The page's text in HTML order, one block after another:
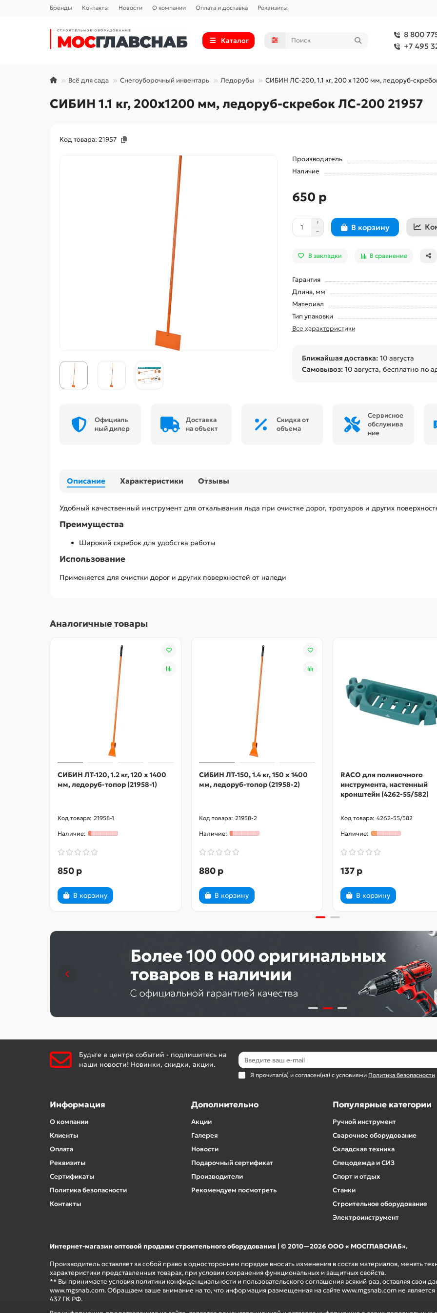
Бренды Контакты Новости О компании Оплата и доставка Реквизиты
Каталог
8 800
+7 495
Всё для сада Снегоуборочный инвентарь Ледорубы СИБИН ЛС-200, 1.1 кг, 200 х 1200 мм, ледоруб-
СИБИН 1.1 кг, 200х1200 мм, ледоруб-скребок ЛС-200 21957
Код товара: 21957
Производитель
Наличие
650 р
В корзину
В закладки В сравнение
Гарантия
Длина, мм
Материал
Тип упаковки
Все характеристики
Ближайшая доставка: 10 августа
Самовывоз: 10 августа, бесплатно по
Официаль
ный дилер
Доставка
на объект
Скидка от
объема
Сервисное
обслужива
ние
Описание Характеристики Отзывы
Удобный качественный инструмент для откалывания льда при очистке дорог, тротуаров и других
Преимущества
Широкий скребок для удобства работы
Использование
Применяется для очистки дорог и других поверхностей от наледи
Аналогичные товары
СИБИН ЛТ-120, 1.2 кг, 120 х 1400
мм, ледоруб-топор (21958-1)
21958-1
850 р
В корзину
СИБИН ЛТ-150, 1.4 кг, 150 х 1400
мм, ледоруб-топор (21958-2)
21958-2
880 р
В корзину
RACO для поливочного
инструмента, настенный
кронштейн (4262-55/582)
4262-55/582
137 р
В корзину
Будьте в центре событий - подпишитесь на
наши новости! Новинки, скидки, акции.
Я прочитал(а) и согласен(на) с условиями Политика безопасности
Информация
О компании
Клиенты
Оплата
Реквизиты
Сертификаты
Политика безопасности
Контакты
Дополнительно
Акции
Галерея
Новости
Подарочный сертификат
Производители
Рекомендуем посмотреть
Популярные категории
Ручной инструмент
Сварочное оборудование
Складская техника
Спецодежда и СИЗ
Спорт и отдых
Станки
Строительное оборудование
Электроинструмент
Интернет-магазин оптовой продажи строительного оборудования | © 2010—2026 ООО « МОСГЛАВСНАБ».
Производитель оставляет за собой право в одностороннем порядке вносить изменения в состав материалов, менять
характеристики представленных товарах, при условии сохранения функциональных и защитных свойств.
** Вы принимаете условия политики конфиденциальности и пользовательского соглашения всякий раз, оставляя свои
www.mgsnab.com. Обращаем ваше внимание на то, что информация размещенная на сайте www.mgsnab.com не
437 ГК РФ.